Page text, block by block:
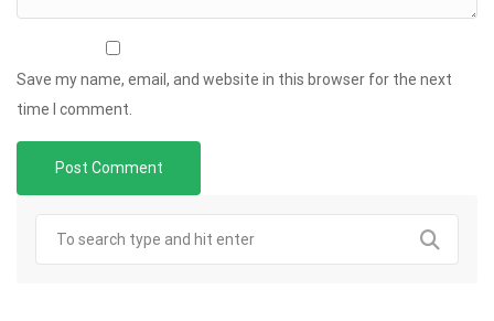
Save my name, email, and website in this browser for the next
time I comment.